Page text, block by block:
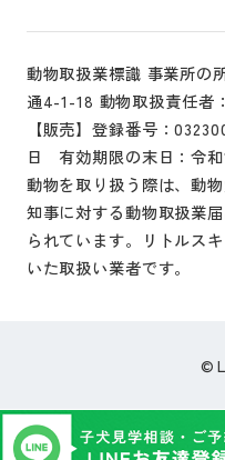
動物取扱業標識 事業所の
通4-1-18 動物取扱責任者
【販売】登録番号：
日 有効期限の末日：令和
動物を取り扱う際は、動
知事に対する動物取扱業
られています。リトルス
いた取扱い業者です。
©